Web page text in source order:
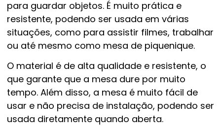
para guardar objetos. É muito prática e
resistente, podendo ser usada em várias
situações, como para assistir filmes, trabalhar
ou até mesmo como mesa de piquenique.
O material é de alta qualidade e resistente, o
que garante que a mesa dure por muito
tempo. Além disso, a mesa é muito fácil de
usar e não precisa de instalação, podendo ser
usada diretamente quando aberta.